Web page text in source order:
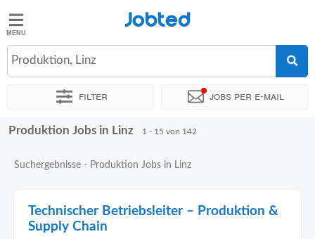
Jobted
Jobs
Jobted
Produktion, Linz
Filter Jobs per e-mail
Sortieren nach Genauer Standort Unternehmen
Produktion Jobs in Linz 1 - 15 von 142
Suchergebnisse - Produktion Jobs in Linz
Technischer Betriebsleiter – Produktion &
Supply Chain